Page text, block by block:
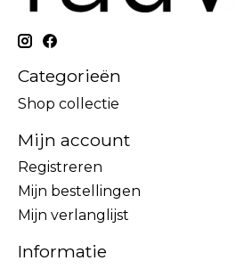
Categorieën
Shop collectie
Mijn account
Registreren
Mijn bestellingen
Mijn verlanglijst
Informatie